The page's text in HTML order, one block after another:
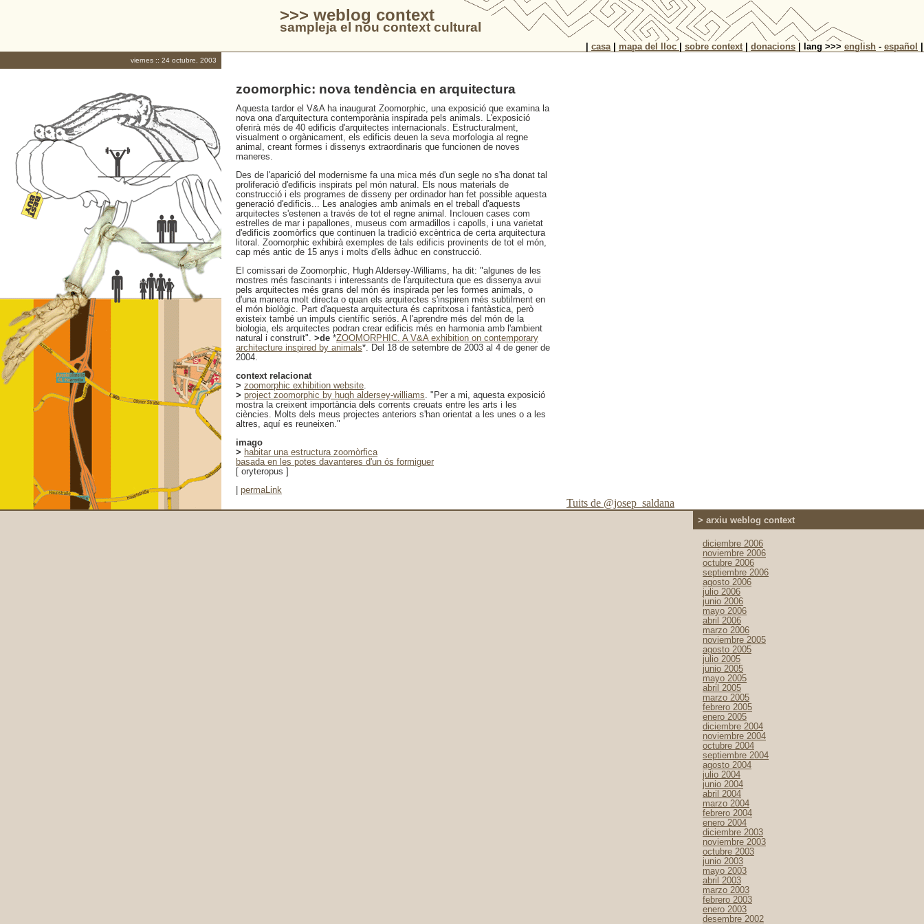
>>> weblog context
sampleja el nou context cultural
casa| mapa del lloc sobre context| donacions | lang >>> english - español
viernes :: 24 octubre, 2003
zoomorphic: nova tendència en arquitectura
Aquesta tardor el V&A ha inaugurat Zoomorphic, una exposició que examina la
nova ona d'arquitectura contemporània inspirada pels animals. L'exposició
oferirà més de 40 edificis d'arquitectes internacionals. Estructuralment,
visualment o orgànicament, els edificis deuen la seva morfologia al regne
animal, creant formes i dissenys extraordinaris que funcionen de noves
maneres.
Des de l'aparició del modernisme fa una mica més d'un segle no s'ha donat tal
proliferació d'edificis inspirats pel món natural. Els nous materials de
construcció i els programes de disseny per ordinador han fet possible aquesta
generació d'edificis... Les analogies amb animals en el treball d'aquests
arquitectes s'estenen a través de tot el regne animal. Inclouen cases com
estrelles de mar i papallones, museus com armadillos i capolls, i una varietat
d'edificis zoomòrfics que continuen la tradició excèntrica de certa arquitectura
litoral. Zoomorphic exhibirà exemples de tals edificis provinents de tot el món,
cap més antic de 15 anys i molts d'ells àdhuc en construcció.
El comissari de Zoomorphic, Hugh Aldersey-Williams, ha dit: "algunes de les
mostres més fascinants i interessants de l'arquitectura que es dissenya avui
pels arquitectes més grans del món és inspirada per les formes animals, o
d'una manera molt directa o quan els arquitectes s'inspiren més subtilment en
el món biològic. Part d'aquesta arquitectura és capritxosa i fantàstica, però
existeix també un impuls científic seriós. A l'aprendre més del món de la
biologia, els arquitectes podran crear edificis més en harmonia amb l'ambient
natural i construït". >de *ZOOMORPHIC. A V&A exhibition on contemporary
architecture inspired by animals*. Del 18 de setembre de 2003 al 4 de gener de
2004.
context relacionat
> zoomorphic exhibition website.
> project zoomorphic by hugh aldersey-williams. "Per a mi, aquesta exposició
mostra la creixent importància dels corrents creuats entre les arts i les
ciències. Molts dels meus projectes anteriors s'han orientat a les unes o a les
altres, aquí es reuneixen."
imago
> habitar una estructura zoomòrfica
basada en les potes davanteres d'un ós formiguer
[ oryteropus ]
permaLink
Tuits de @josep_saldana
> arxiu weblog context
diciembre 2006
noviembre 2006
octubre 2006
septiembre 2006
agosto 2006
julio 2006
junio 2006
mayo 2006
abril 2006
marzo 2006
noviembre 2005
agosto 2005
julio 2005
junio 2005
mayo 2005
abril 2005
marzo 2005
febrero 2005
enero 2005
diciembre 2004
noviembre 2004
octubre 2004
septiembre 2004
agosto 2004
julio 2004
junio 2004
abril 2004
marzo 2004
febrero 2004
enero 2004
diciembre 2003
noviembre 2003
octubre 2003
junio 2003
mayo 2003
abril 2003
marzo 2003
febrero 2003
enero 2003
desembre 2002